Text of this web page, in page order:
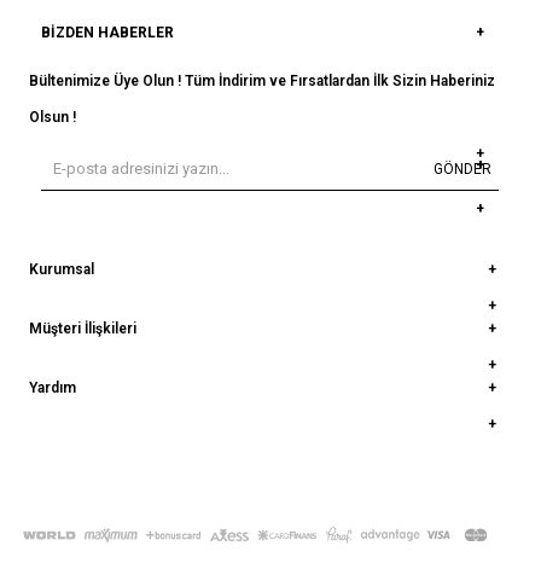
BIZDEN HABERLER
Bültenimize Üye Olun ! Tüm İndirim ve Fırsatlardan İlk Sizin Haberiniz
Olsun !
GÖNDER
Kurumsal
Müşteri İlişkileri
Yardım